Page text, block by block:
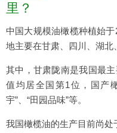
里？
中国大规模油橄榄种植始
地主要在甘肃、四川、湖北
其中，甘肃陇南是我国最
值均居全国第1位，国产
宇”、“田园品味”等。
我国橄榄油的生产目前尚